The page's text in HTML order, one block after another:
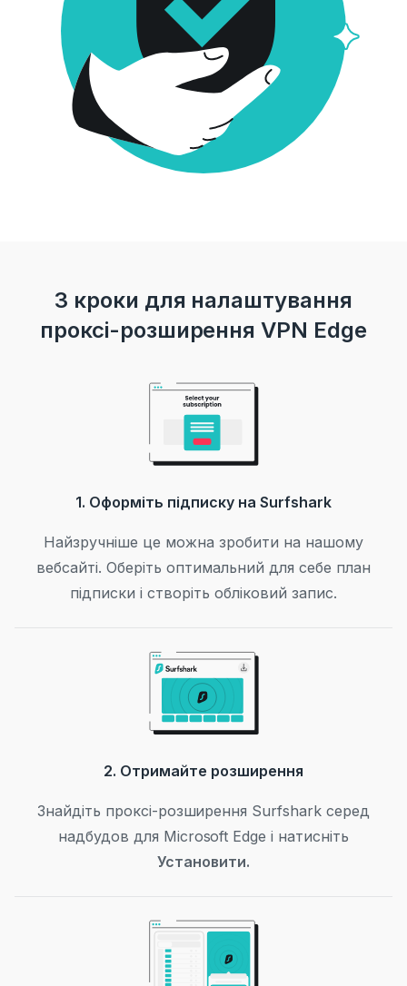
3 кроки для налаштування
проксі-розширення VPN Edge
1. Оформіть підписку на Surfshark
Найзручніше це можна зробити на нашому
вебсайті. Оберіть оптимальний для себе план
підписки і створіть обліковий запис.
2. Отримайте розширення
Знайдіть проксі-розширення Surfshark серед
надбудов для Microsoft Edge і натисніть
Установити.